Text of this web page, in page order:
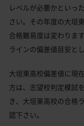
レベルが必要かといっ
さい。その年度の大垣
合格難易度は変わりま
ラインの偏差値目安と
大垣東高校偏差値に現
方は、志望校判定模試
き、大垣東高校の合格
認下さい。